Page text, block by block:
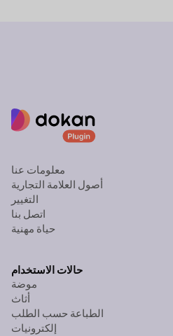
معلومات عنا
أصول العلامة التجارية
التغيير
اتصل بنا
حياة مهنية
حالات الاستخدام
موضة
أثاث
الطباعة حسب الطلب
إلكترونيات